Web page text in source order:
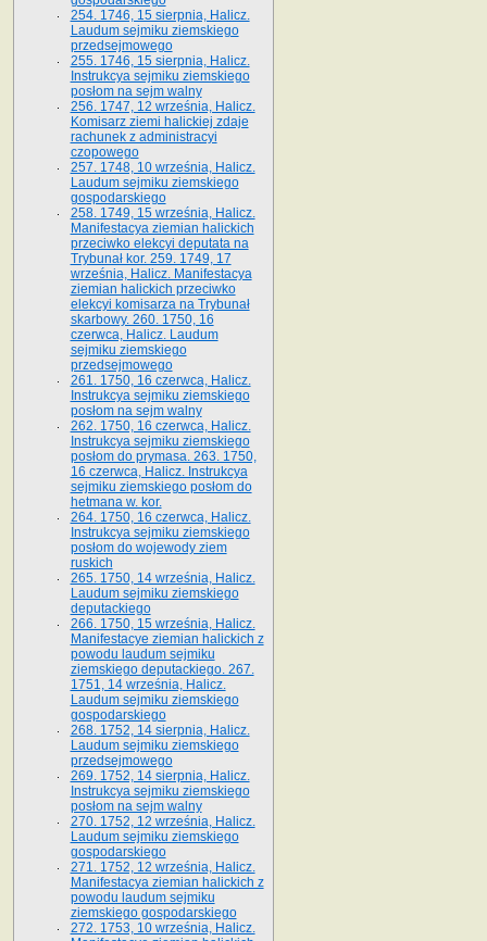
254. 1746, 15 sierpnia, Halicz.
Laudum sejmiku ziemskiego
przedsejmowego
255. 1746, 15 sierpnia, Halicz.
Instrukcya sejmiku ziemskiego
posłom na sejm walny
256. 1747, 12 września, Halicz.
Komisarz ziemi halickiej zdaje
rachunek z administracyi
czopowego
257. 1748, 10 września, Halicz.
Laudum sejmiku ziemskiego
gospodarskiego
258. 1749, 15 września, Halicz.
Manifestacya ziemian halickich
przeciwko elekcyi deputata na
Trybunał kor. 259. 1749, 17
września, Halicz. Manifestacya
ziemian halickich przeciwko
elekcyi komisarza na Trybunał
skarbowy. 260. 1750, 16
czerwca, Halicz. Laudum
sejmiku ziemskiego
przedsejmowego
261. 1750, 16 czerwca, Halicz.
Instrukcya sejmiku ziemskiego
posłom na sejm walny
262. 1750, 16 czerwca, Halicz.
Instrukcya sejmiku ziemskiego
posłom do prymasa. 263. 1750,
16 czerwca, Halicz. Instrukcya
sejmiku ziemskiego posłom do
hetmana w. kor.
264. 1750, 16 czerwca, Halicz.
Instrukcya sejmiku ziemskiego
posłom do wojewody ziem
ruskich
265. 1750, 14 września, Halicz.
Laudum sejmiku ziemskiego
deputackiego
266. 1750, 15 września, Halicz.
Manifestacye ziemian halickich z
powodu laudum sejmiku
ziemskiego deputackiego. 267.
1751, 14 września, Halicz.
Laudum sejmiku ziemskiego
gospodarskiego
268. 1752, 14 sierpnia, Halicz.
Laudum sejmiku ziemskiego
przedsejmowego
269. 1752, 14 sierpnia, Halicz.
Instrukcya sejmiku ziemskiego
posłom na sejm walny
270. 1752, 12 września, Halicz.
Laudum sejmiku ziemskiego
gospodarskiego
271. 1752, 12 września, Halicz.
Manifestacya ziemian halickich z
powodu laudum sejmiku
ziemskiego gospodarskiego
272. 1753, 10 września, Halicz.